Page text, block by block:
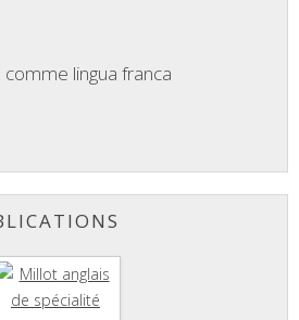
comme lingua franca